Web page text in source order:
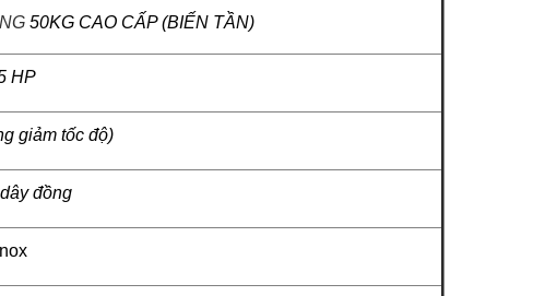
50KG CAO CẤP (BIẾN TẦN)
HP
giảm tốc độ)
đồng
nox